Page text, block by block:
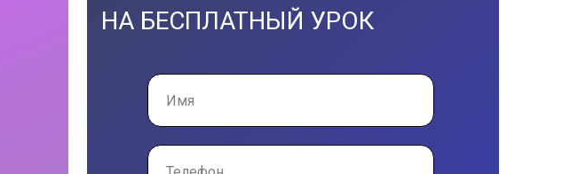
НА БЕСПЛАТНЫЙ УРОК